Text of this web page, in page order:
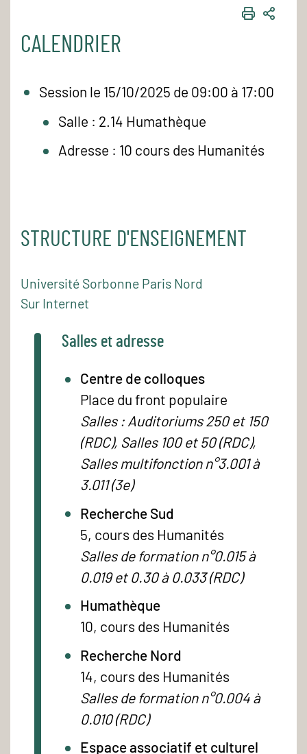
CALENDRIER
Session le 15/10/2025 de 09:00 à 17:00
Salle : 2.14 Humathèque
Adresse : 10 cours des Humanités
STRUCTURE D'ENSEIGNEMENT
Université Sorbonne Paris Nord
Sur Internet
Salles et adresse
Centre de colloques
Place du front populaire
Salles : Auditoriums 250 et 150
(RDC), Salles 100 et 50 (RDC),
Salles multifonction n°3.001 à
3.011 (3e)
Recherche Sud
5, cours des Humanités
Salles de formation n°0.015 à
0.019 et 0.30 à 0.033 (RDC)
Humathèque
10, cours des Humanités
Recherche Nord
14, cours des Humanités
Salles de formation n°0.004 à
0.010 (RDC)
Espace associatif et culturel